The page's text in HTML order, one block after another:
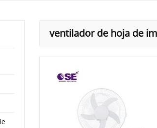
ventilador de hoja de